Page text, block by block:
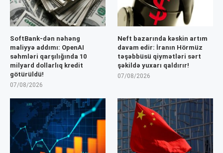
SoftBank-dən nəhəng
maliyyə addımı: OpenAI
səhmləri qarşılığında 10
milyard dollarlıq kredit
götürüldü!
07/08/2026
Neft bazarında kəskin artım
davam edir: İranın Hörmüz
təşəbbüsü qiymətləri sərt
şəkildə yuxarı qaldırır!
07/08/2026